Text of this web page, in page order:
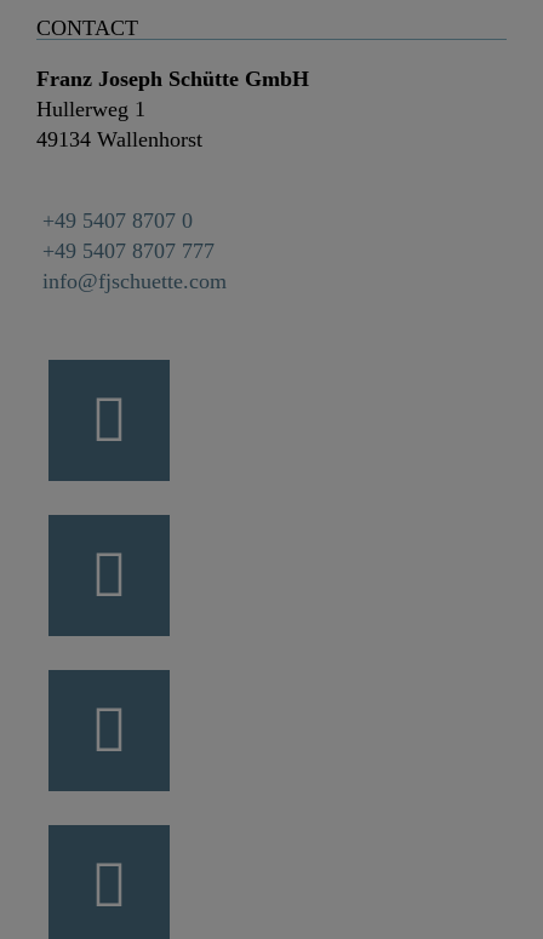
CONTACT
Franz Joseph Schütte GmbH
Hullerweg 1
49134 Wallenhorst
+49 5407 8707 0
+49 5407 8707 777
info@fjschuette.com